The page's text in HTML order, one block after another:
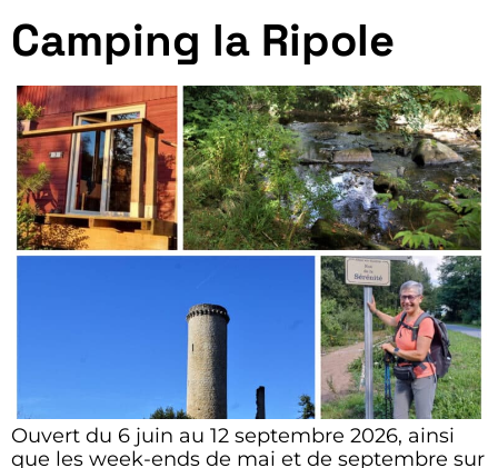
Camping la Ripole
Ouvert du 6 juin au 12 septembre 2026, ainsi
que les week-ends de mai et de septembre sur